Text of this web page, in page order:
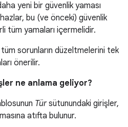
yeni bir güvenlik yaması
bu (ve önceki) güvenlik
tüm yamaları içermelidir.
tüm sorunların düzeltmelerini tek
önerilir.
ne anlama geliyor?
Türsütunundaki girişler,
atıfta bulunur.